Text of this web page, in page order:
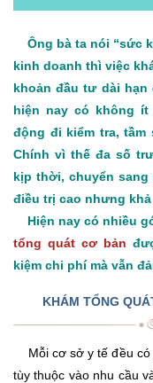
Ông bà ta nói “sức
kinh doanh thì việc
khoản đầu tư dài
hiện nay có không
động đi kiểm tra,
Chính vì thế đa số
kịp thời, chuyển
điều trị cao nhưng
Hiện nay có nhiều
tổng quát cơ bản
kiệm chi phí mà vẫn
KHÁM TỔNG
Mỗi cơ sở y tế đều có
tùy thuộc vào nhu cầu